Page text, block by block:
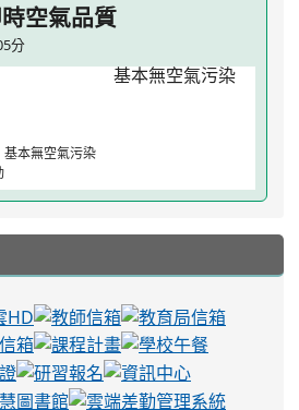
空氣品質
分
本無空氣污染